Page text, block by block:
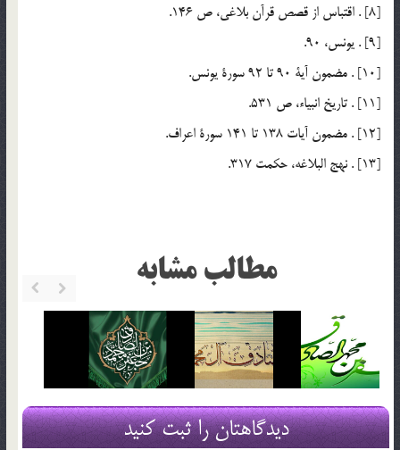
[8] . اقتباس از قصص قرآن بلاغي، ص 146.
[9] . يونس، 90.
[10] . مضمون آية 90 تا 92 سورة يونس.
[11] . تاريخ انبياء، ص 531.
[12] . مضمون آيات 138 تا 141 سورة اعراف.
[13] . نهج البلاغه، حكمت 317.
مطالب مشابه
دیدگاهتان را ثبت کنید